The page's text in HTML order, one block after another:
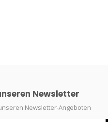
Newsletter
Newsletter-Angeboten